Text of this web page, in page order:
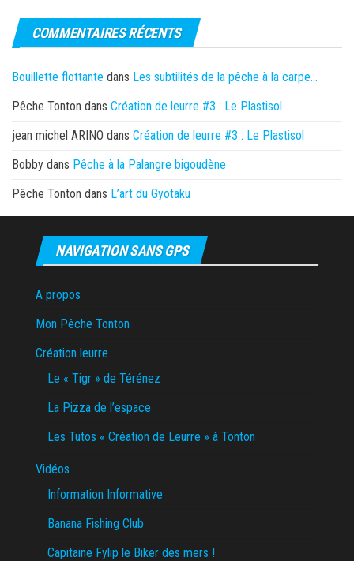
COMMENTAIRES RÉCENTS
Bouillette flottante dans Les subtilités de la pêche à la carpe…
Pêche Tonton dans Création de leurre #3 : Le Plastisol
jean michel ARINO dans Création de leurre #3 : Le Plastisol
Bobby dans Pêche à la Palangre bigoudène
Pêche Tonton dans L’art du Gyotaku
NAVIGATION SANS GPS
A propos
Mon Pêche Tonton
Création leurre
Le « Tigr » de Térénez
La Pizza de l’espace
Les Tutos « Création de Leurre » à Tonton
Vidéos
Information Informative
Banana Fishing Club
Capitaine Fylip le Biker des mers !